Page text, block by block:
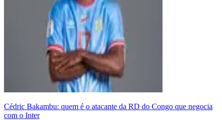
Cédric Bakambu: quem é o atacante da RD do Congo que negocia
com o Inter